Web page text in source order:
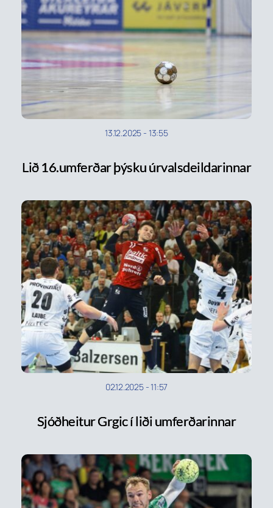
13.12.2025 - 13:55
Lið 16.umferðar þýsku úrvalsdeildarinnar
02.12.2025-11:57
Sjóðheitur Grgic í liði umferðarinnar